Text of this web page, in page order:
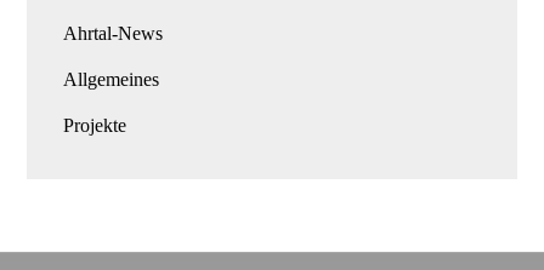
Ahrtal-News
Allgemeines
Projekte